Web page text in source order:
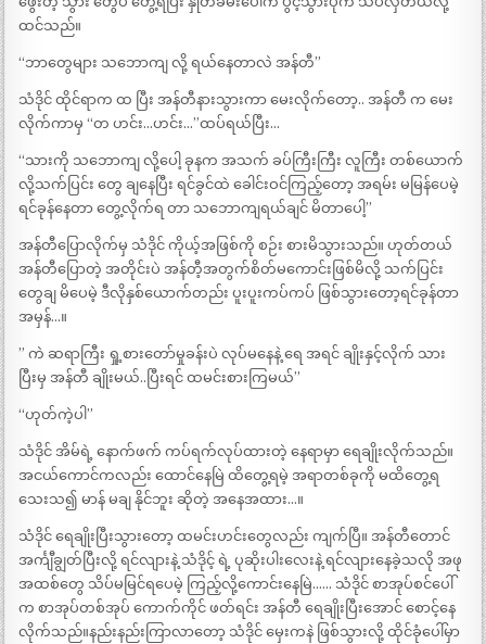
ထင်သည်။
“ဘာတွေများ သဘောကျ လို့ ရယ်နေတာလဲ အန်တီ”
သံဒိုင် ထိုင်ရာက ထ ပြီး အန်တီနားသွားကာ မေးလိုက်တော့.. အန်တီ က မေး
လိုက်ကာမှ “တ ဟင်း…ဟင်း…”ထပ်ရယ်ပြီး…
“သားကို သဘောကျ လို့ပေါ့ ခုနက အသက် ခပ်ကြီးကြီး လူကြီး တစ်ယောက်
လို့သက်ပြင်း တွေ ချနေပြီး ရင်ခွင်ထဲ ခေါင်းဝင်ကြည့်တော့ အရမ်း မမြန်ပေမဲ့
ရင်ခုန်နေတာ တွေ့လိုက်ရ တာ သဘောကျရယ်ချင် မိတာပေါ့”
အန်တီပြောလိုက်မှ သံဒိုင် ကိုယ့်အဖြစ်ကို စဉ်း စားမိသွားသည်။ ဟုတ်တယ်
အန်တီပြောတဲ့ အတိုင်းပဲ အန်တီ့အတွက်စိတ်မကောင်းဖြစ်မိလို့ သက်ပြင်း
တွေချ မိပေမဲ့ ဒီလိုနှစ်ယောက်တည်း ပူးပူးကပ်ကပ် ဖြစ်သွားတော့ရင်ခုန်တာ
အမှန်…။
” ကဲ ဆရာကြီး ရှု့စားတော်မှုခန်းပဲ လုပ်မနေနဲ့ ရေ အရင် ချိုးနှင့်လိုက် သား
ပြီးမှ အန်တီ ချိုးမယ်..ပြီးရင် ထမင်းစားကြမယ်”
“ဟုတ်ကဲ့ပါ”
သံဒိုင် အိမ်ရဲ့ နောက်ဖက် ကပ်ရက်လုပ်ထားတဲ့ နေရာမှာ ရေချိုးလိုက်သည်။
အငယ်ကောင်ကလည်း ထောင်နေမြဲ ထိတွေ့ရမဲ့ အရာတစ်ခုကို မထိတွေ့ရ
သေးသ၍ မာန် မချ နိုင်ဘူး ဆိုတဲ့ အနေအထား…။
သံဒိုင် ရေချိုးပြီးသွားတော့ ထမင်းဟင်းတွေလည်း ကျက်ပြီ။ အန်တီတောင်
အင်္ကျီချွတ်ပြီးလို့ ရင်လျားနဲ့ သံဒိုင့် ရဲ့ ပုဆိုးပါးလေးနဲ့ ရင်လျားနေခဲ့သလို အဖု
အထစ်တွေ သိပ်မမြင်ရပေမဲ့ ကြည့်လို့ကောင်းနေမြဲ…… သံဒိုင် စာအုပ်စင်ပေါ်
က စာအုပ်တစ်အုပ် ကောက်ကိုင် ဖတ်ရင်း အန်တီ ရေချိုးပြီးအောင် စောင့်နေ
လိုက်သည်။နည်းနည်းကြာလာတော့ သံဒိုင် မှေးကနဲ ဖြစ်သွားလို့ ထိုင်ခုံပေါ်မှာ